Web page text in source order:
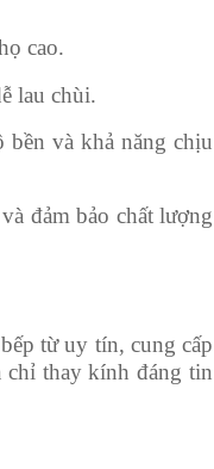
cao.
lau chùi.
và khả năng chịu
đảm bảo chất lượng
từ uy tín, cung cấp
chỉ thay kính đáng tin